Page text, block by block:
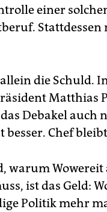
einer
Stattdessen
die Schuld.
Matthias
Debakel auch
Chef
warum Wowereit
ist das Geld:
Politik mehr